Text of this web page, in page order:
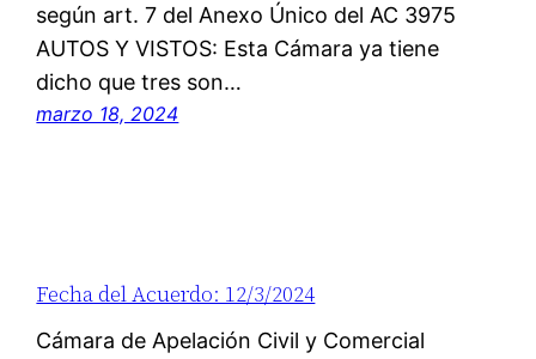
según art. 7 del Anexo Único del AC 3975
AUTOS Y VISTOS: Esta Cámara ya tiene
dicho que tres son…
marzo 18, 2024
Fecha del Acuerdo: 12/3/2024
Cámara de Apelación Civil y Comercial